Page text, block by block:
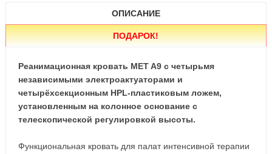
ОПИСАНИЕ
ПОДАРОК!
Реанимационная кровать MET A9 с четырьмя
независимыми электроактуаторами и
четырёхсекционным HPL-пластиковым ложем,
установленным на колонное основание с
телескопической регулировкой высоты.
Функциональная кровать для палат интенсивной терапии